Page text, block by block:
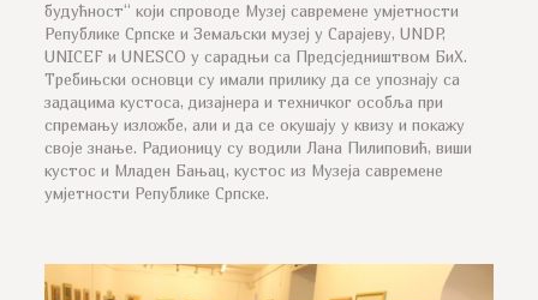
будућност“ који спроводе Музеј савремене умјетности
Републике Српске и Земаљски музеј у Сарајеву, UNDP,
UNICEF и UNESCO у сарадњи са Предсједништвом БиХ.
Требињски основци су имали прилику да се упознају са
задацима кустоса, дизајнера и техничког особља при
спремању изложбе, али и да се окушају у квизу и покажу
своје знање. Радионицу су водили Лана Пилиповић, виши
кустос и Младен Бањац, кустос из Музеја савремене
умјетности Републике Српске.